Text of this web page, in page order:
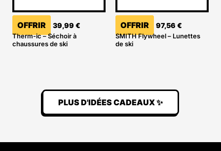
OFFRIR 39,99 €
Therm-ic – Séchoir à
chaussures de ski
OFFRIR 97,56 €
SMITH Flywheel – Lunettes
de ski
PLUS D'IDÉES CADEAUX ✨